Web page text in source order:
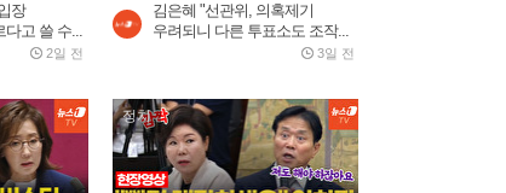
2:20
2026.07.30
15:23
5시간 밤샘 '필버' 나경
원…"IMF에 이은 JMF...
2026.07.31
장
고 쓸 수...
2일 전
김은혜 "선관위, 의혹제기
우려되니 다른 투표소도 조작...
3일 전
정치